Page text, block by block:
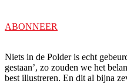
ABONNEER
Niets in de Polder is echt
gestaan’, zo zouden we het
best illustreren. En dit al bijna